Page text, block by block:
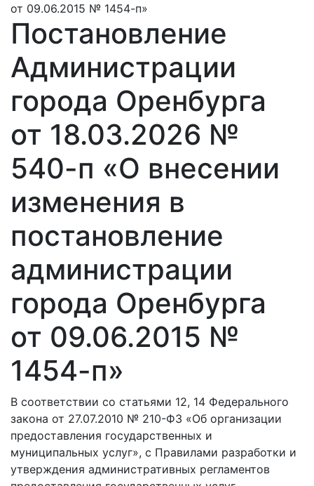
от 09.06.2015 № 1454-п»
Постановление
Администрации
города Оренбурга
от 18.03.2026 №
540-п «О внесении
изменения в
постановление
администрации
города Оренбурга
от 09.06.2015 №
1454-п»
В соответствии со статьями 12, 14 Федерального
закона от 27.07.2010 № 210-ФЗ «Об организации
предоставления государственных и
муниципальных услуг», с Правилами разработки и
утверждения административных регламентов